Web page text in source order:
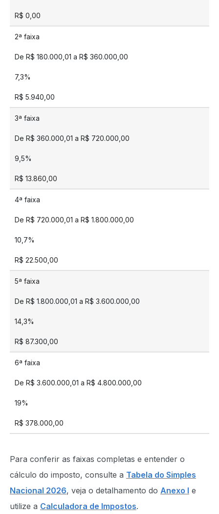
R$ 0,00
2ª faixa
De R$ 180.000,01 a R$ 360.000,00
7,3%
R$ 5.940,00
3ª faixa
De R$ 360.000,01 a R$ 720.000,00
9,5%
R$ 13.860,00
4ª faixa
De R$ 720.000,01 a R$ 1.800.000,00
10,7%
R$ 22.500,00
5ª faixa
De R$ 1.800.000,01 a R$ 3.600.000,00
14,3%
R$ 87.300,00
6ª faixa
De R$ 3.600.000,01 a R$ 4.800.000,00
19%
R$ 378.000,00
Para conferir as faixas completas e entender o
cálculo do imposto, consulte a Tabela do Simples
Nacional 2026, veja o detalhamento do Anexo I e
utilize a Calculadora de Impostos.